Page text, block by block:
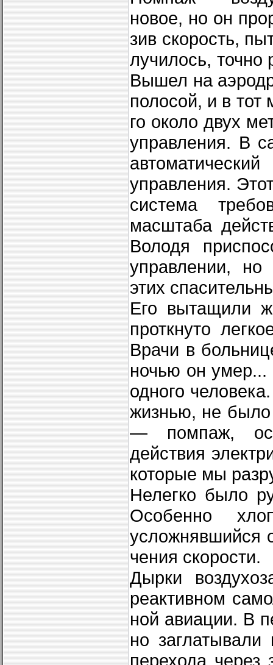
новое, но он
зив скорость,
лучилось, точно
Вышел на
полосой, и в тот
го около двух
управления. В
управления.
система
масштаба
Володя
управлении,
этих
Его вытащили
проткнуто
Врачи в
ночью он
одного
жизнью, не
— пом­паж,
действия
которые мы
Нелегко было
Особенно
усложнявшийся
чения скорости.
Дырки
реактивном
ной авиации. В
но заглатывали
перехода